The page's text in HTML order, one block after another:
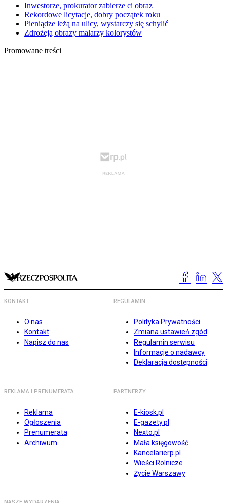
Inwestorze, prokurator zabierze ci obraz
Rekordowe licytacje, dobry początek roku
Pieniądze leżą na ulicy, wystarczy się schylić
Zdrożeją obrazy malarzy kolorystów
Promowane treści
KONTAKT
O nas
Kontakt
Napisz do nas
REGULAMIN
Polityka Prywatności
Zmiana ustawień zgód
Regulamin serwisu
Informacje o nadawcy
Deklaracja dostępności
REKLAMA I PRENUMERATA
Reklama
Ogłoszenia
Prenumerata
Archiwum
PARTNERZY
E-kiosk.pl
E-gazety.pl
Nexto.pl
Mała księgowość
Kancelarierp.pl
Wieści Rolnicze
Życie Warszawy